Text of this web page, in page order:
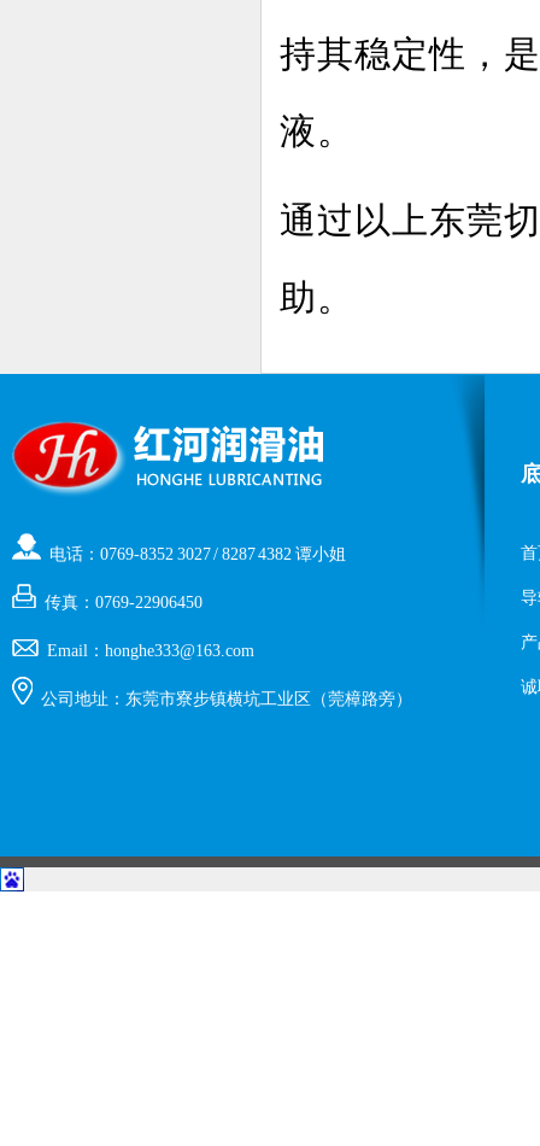
持其稳定性，
液。
通过以上东莞
助。
电话：0769-8352 3027 / 8287 4382 谭小姐
传真：0769-22906450
Email：honghe333@163.com
公司地址：东莞市寮步镇横坑工业区（莞樟路旁）